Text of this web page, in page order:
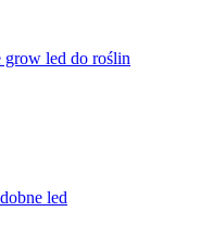
grow led do roślin
led